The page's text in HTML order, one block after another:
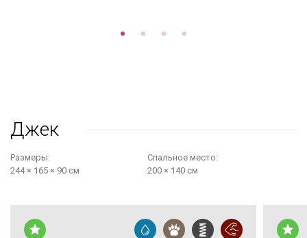
Джек
Размеры:
244 × 165 × 90 см
Cпальное место:
200 × 140 см